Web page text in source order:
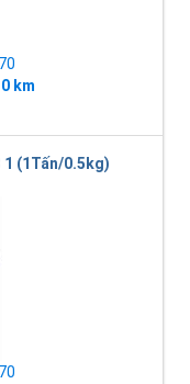
km
(1Tấn/0.5kg)